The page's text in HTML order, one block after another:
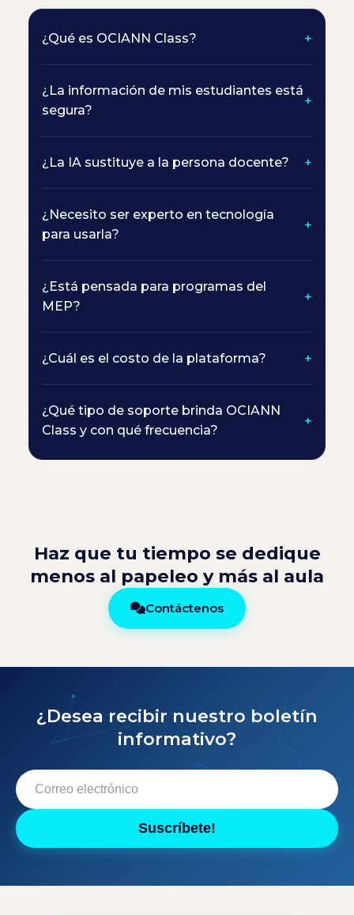
¿Qué es OCIANN Class?
¿La información de mis estudiantes está
segura?
¿La IA sustituye a la persona docente?
¿Necesito ser experto en tecnología
para usarla?
¿Está pensada para programas del
MEP?
¿Cuál es el costo de la plataforma?
¿Qué tipo de soporte brinda OCIANN
Class y con qué frecuencia?
Haz que tu tiempo se dedique
menos al papeleo y más al aula
Contáctenos
¿Desea recibir nuestro boletín
informativo?
Suscríbete!